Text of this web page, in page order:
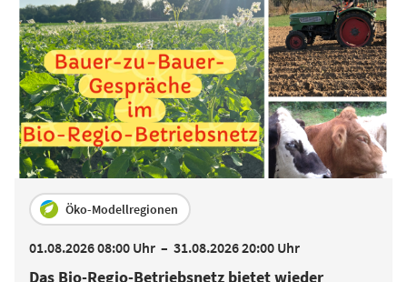
01.08.2026 08:00 Uhr – 31.08.2026 20:00 Uhr
Das Bio-Regio-Betriebsnetz bietet wieder
Öko-Modellregionen